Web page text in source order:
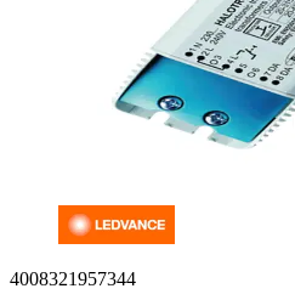
4008321957344